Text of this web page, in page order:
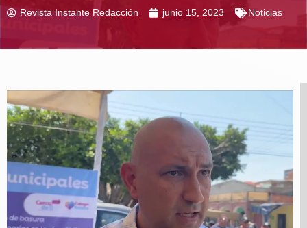
Revista Instante Redacción junio 15, 2023 Noticias